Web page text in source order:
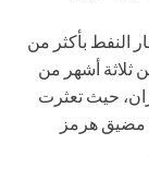
النفط بأكثر من
ثلاثة أشهر من
حيث تعثرت
مضيق هرمز